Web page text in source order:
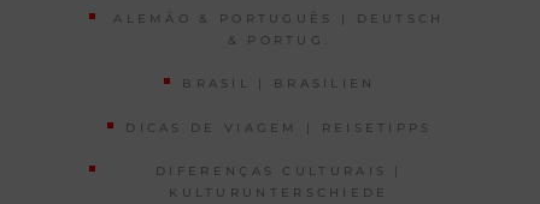
ALEMÃO & PORTUGUÊS | DEUTSCH
& PORTUG.
BRASIL | BRASILIEN
DICAS DE VIAGEM | REISETIPPS
DIFERENÇAS CULTURAIS |
KULTURUNTERSCHIEDE